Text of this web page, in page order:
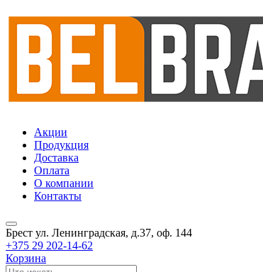
Акции
Продукция
Доставка
Оплата
О компании
Контакты
Брест ул. Ленинградская, д.37, оф. 144
+375 29 202-14-62
Корзина